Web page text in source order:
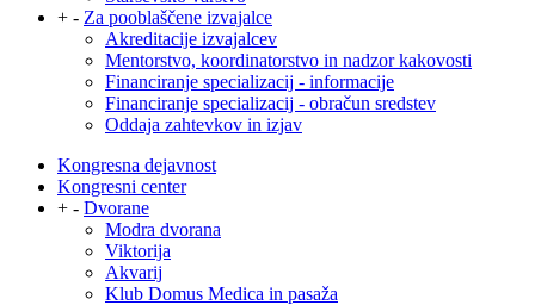
+ - Za pooblaščene izvajalce
Akreditacije izvajalcev
Mentorstvo, koordinatorstvo in nadzor kakovosti
Financiranje specializacij - informacije
Financiranje specializacij - obračun sredstev
Oddaja zahtevkov in izjav
Kongresna dejavnost
Kongresni center
+ - Dvorane
Modra dvorana
Viktorija
Akvarij
Klub Domus Medica in pasaža